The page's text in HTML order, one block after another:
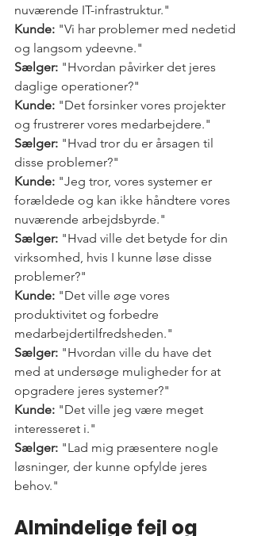
nuværende IT-infrastruktur."
Kunde: "Vi har problemer med nedetid
og langsom ydeevne."
Sælger: "Hvordan påvirker det jeres
daglige operationer?"
Kunde: "Det forsinker vores projekter
og frustrerer vores medarbejdere."
Sælger: "Hvad tror du er årsagen til
disse problemer?"
Kunde: "Jeg tror, vores systemer er
forældede og kan ikke håndtere vores
nuværende arbejdsbyrde."
Sælger: "Hvad ville det betyde for din
virksomhed, hvis I kunne løse disse
problemer?"
Kunde: "Det ville øge vores
produktivitet og forbedre
medarbejdertilfredsheden."
Sælger: "Hvordan ville du have det
med at undersøge muligheder for at
opgradere jeres systemer?"
Kunde: "Det ville jeg være meget
interesseret i."
Sælger: "Lad mig præsentere nogle
løsninger, der kunne opfylde jeres
behov."
Almindelige fejl og